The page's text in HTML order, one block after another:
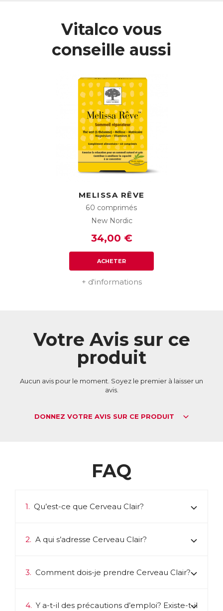
L’action du Thé Vert est complétée par celle de la Vitamine
B5, qui favorise des performances intellectuelles normales,
et par celle de l’Iode, qui soutient les fonctions cognitives.
aux Vitamines B qui contribuent à réduire la fatigue.
3401529518637
Télécharger la fiche produit
Vitalco vous
conseille aussi
MELISSA RÊVE
60 comprimés
New Nordic
34,00 €
ACHETER
+ d'informations
Votre Avis sur ce
produit
Aucun avis pour le moment. Soyez le premier à laisser un
avis.
DONNEZ VOTRE AVIS SUR CE PRODUIT
FAQ
1. Qu’est-ce que Cerveau Clair?
2. A qui s’adresse Cerveau Clair?
3. Comment dois-je prendre Cerveau Clair?
4. Y a-t-il des précautions d’emploi? Existe-t-il